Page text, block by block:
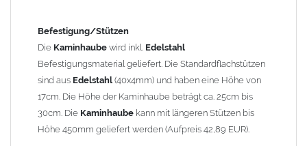
1,5mm hergestellt (Preis auf Anfrage = ca. 2-3-fache vom
1,5mm Standardpreis)
allgemeine Informationen:
Ab einer Kaminlängevon 1200mm werden 6
Kaminstützengeliefert.
Bei der Kombination mitWetterfahneundKaminbreite
Befestigung/Stützen
Die Kaminhaube wird inkl. Edelstahl
Befestigungsmaterial geliefert. Die Standardflachstützen
sind aus Edelstahl (40x4mm) und haben eine Höhe von
17cm. Die Höhe der Kaminhaube beträgt ca. 25cm bis
30cm. Die Kaminhaube kann mit längeren Stützen bis
Höhe 450mm geliefert werden (Aufpreis 42,89 EUR).